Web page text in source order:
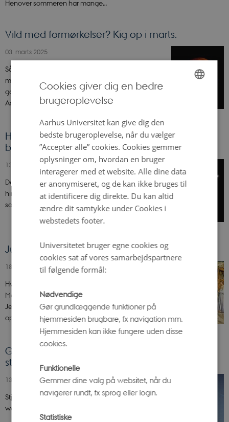
Henover sommeren har mange…
Vild med formørkelser? Kig op i marts.
03. marts 2025
Så er der serveret for alle astronomi-fans. Denne
måned byder på en delvis solformørkelse, flotte
galakser og en delvis måneformørkelse.
Astrofysiker…
Himmelske stævnemøder - et solsystem i
bevægelse
13. januar 2025
Det sker jævnligt, at Månen og planeter mødes på
himlen. Det kaldes konjunktioner og viser os, at
solsystemet er i konstant bevægelse.…
Julestjernen - et astronomisk mysterium
18. december 2024
Hvad var julestjernen, som ifølge
Matthæusevangeliet førte de vise mænd til
Jesusbarnet? Historiske og astronomiske
optegnelser giver os flere teorier…
Geminiderne - En spektakulær
stjerneskudssværm
13. december 2024-Ole Rømer-Observatoriet
Stjerneskudssværmen Geminiderne topper i
weekenden den 13.-14. december 2024.
Cookies giver dig en bedre
brugeroplevelse
Aarhus Universitet kan give dig den
bedste brugeroplevelse, når du vælger
”Accepter alle” cookies. Cookies gemmer
oplysninger om, hvordan en bruger
interagerer med et website. Alle dine data
er anonymiseret, og de kan ikke bruges til
at identificere dig direkte. Du kan altid
ændre dit samtykke under Cookies i
webstedets footer.
Universitetet bruger egne cookies og
cookies sat af vores samarbejdspartnere
til følgende formål:
Nødvendige
Gør grundlæggende funktioner på
hjemmesiden brugbare, fx navigation mm.
Hjemmesiden kan ikke fungere uden disse
cookies.
Funktionelle
Gemmer dine valg på websitet, når du
navigerer rundt, fx sprog eller login.
Statistiske